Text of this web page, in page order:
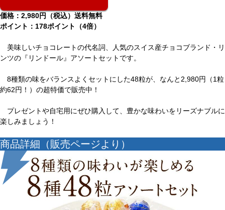
価格：2,980円（税込）送料無料
ポイント：178ポイント（4倍）
美味しいチョコレートの代名詞、人気のスイス産チョコブランド・リ
ンツの『リンドール』アソートセットです。
8種類の味をバランスよくセットにした48粒が、なんと2,980円（1粒
約62円！）の超特価で販売中！
プレゼントや自宅用にぜひ購入して、豊かな味わいをリーズナブルに
楽しみましょう！
商品詳細（販売ページより）